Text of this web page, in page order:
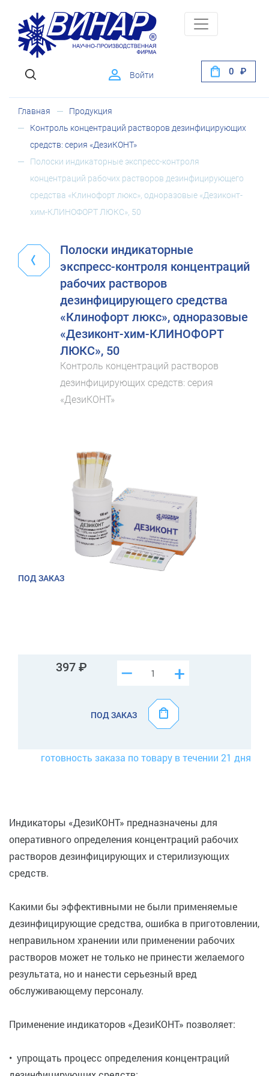
Войти 0
Главная
Продукция
Контроль концентраций растворов дезинфицирующих
средств: серия «ДезиКОНТ»
Полоски индикаторные экспресс-контроля
концентраций рабочих растворов дезинфицирующего
средства «Клинофорт люкс», одноразовые «Дезиконт-
хим-КЛИНОФОРТ ЛЮКС», 50
Полоски индикаторные
экспресс-контроля концентраций
рабочих растворов
дезинфицирующего средства
«Клинофорт люкс», одноразовые
«Дезиконт-хим-КЛИНОФОРТ
ЛЮКС», 50
Контроль концентраций растворов
дезинфицирующих средств: серия
«ДезиКОНТ»
ПОД ЗАКАЗ
397 +
–
ПОД ЗАКАЗ
готовность заказа по товару в течении 21 дня
Индикаторы «ДезиКОНТ» предназначены для
оперативного определения концентраций рабочих
растворов дезинфицирующих и стерилизующих
средств.
Какими бы эффективными не были применяемые
дезинфицирующие средства, ошибка в приготовлении,
неправильном хранении или применении рабочих
растворов может не только не принести желаемого
результата, но и нанести серьезный вред
обслуживающему персоналу.
Применение индикаторов «ДезиКОНТ» позволяет:
• упрощать процесс определения концентраций